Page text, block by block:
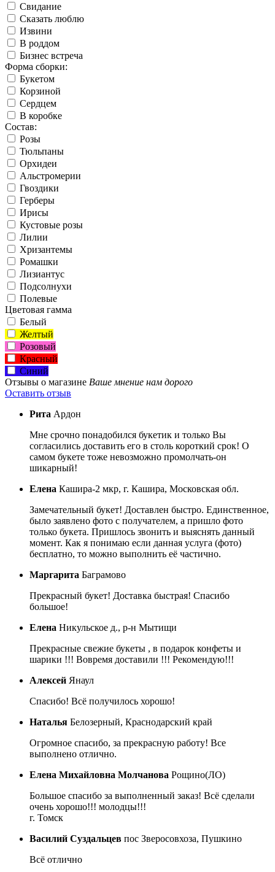
Свидание
Сказать люблю
Извини
В роддом
Бизнес встреча
Форма сборки:
Букетом
Корзиной
Сердцем
В коробке
Состав:
Розы
Тюльпаны
Орхидеи
Альстромерии
Гвоздики
Герберы
Ирисы
Кустовые розы
Лилии
Хризантемы
Ромашки
Лизиантус
Подсолнухи
Полевые
Цветовая гамма
Белый
Желтый
Розовый
Красный
Синий
Отзывы о магазине Ваше мнение нам дорого
Оставить отзыв
Рита Ардон
Мне срочно понадобился букетик и только Вы
согласились доставить его в столь короткий срок! О
самом букете тоже невозможно промолчать-он
шикарный!
Елена Кашира-2 мкр, г. Кашира, Московская обл.
Замечательный букет! Доставлен быстро. Единственное,
было заявлено фото с получателем, а пришло фото
только букета. Пришлось звонить и выяснять данный
момент. Как я понимаю если данная услуга (фото)
бесплатно, то можно выполнить её частично.
Маргарита Баграмово
Прекрасный букет! Доставка быстрая! Спасибо
большое!
Елена Никульское д., р-н Мытищи
Прекрасные свежие букеты , в подарок конфеты и
шарики !!! Вовремя доставили !!! Рекомендую!!!
Алексей Янаул
Спасибо! Всё получилось хорошо!
Наталья Белозерный, Краснодарский край
Огромное спасибо, за прекрасную работу! Все
выполнено отлично.
Елена Михайловна Молчанова Рощино(ЛО)
Большое спасибо за выполненный заказ! Всё сделали
очень хорошо!!! молодцы!!!
г. Томск
Василий Суздальцев пос Зверосовхоза, Пушкино
Всё отлично